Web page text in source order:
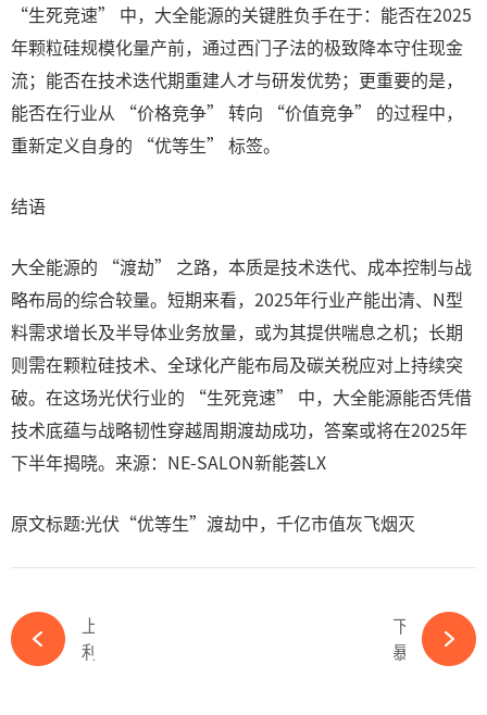
“生死竞速” 中，大全能源的关键胜负手在于：能否在2025
年颗粒硅规模化量产前，通过西门子法的极致降本守住现金
流；能否在技术迭代期重建人才与研发优势；更重要的是，
能否在行业从 “价格竞争” 转向 “价值竞争” 的过程中，
重新定义自身的 “优等生” 标签。
结语
大全能源的 “渡劫” 之路，本质是技术迭代、成本控制与战
略布局的综合较量。短期来看，2025年行业产能出清、N型
料需求增长及半导体业务放量，或为其提供喘息之机；长期
则需在颗粒硅技术、全球化产能布局及碳关税应对上持续突
破。在这场光伏行业的 “生死竞速” 中，大全能源能否凭借
技术底蕴与战略韧性穿越周期渡劫成功，答案或将在2025年
下半年揭晓。来源：NE-SALON新能荟LX
原文标题:光伏“优等生”渡劫中，千亿市值灰飞烟灭
下一篇
暴降636.04%！又一光伏龙头2025Q1业绩出炉-必赢体育app官方平台